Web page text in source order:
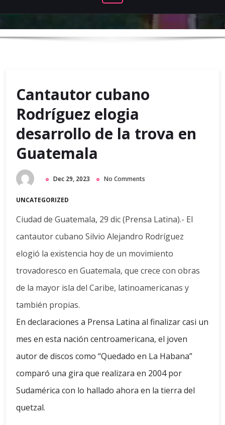
Cantautor cubano
Rodríguez elogia
desarrollo de la trova en
Guatemala
Dec 29, 2023 No Comments
UNCATEGORIZED
Ciudad de Guatemala, 29 dic (Prensa Latina).- El
cantautor cubano Silvio Alejandro Rodríguez
elogió la existencia hoy de un movimiento
trovadoresco en Guatemala, que crece con obras
de la mayor isla del Caribe, latinoamericanas y
también propias.
En declaraciones a Prensa Latina al finalizar casi un
mes en esta nación centroamericana, el joven
autor de discos como “Quedado en La Habana”
comparó una gira que realizara en 2004 por
Sudamérica con lo hallado ahora en la tierra del
quetzal.